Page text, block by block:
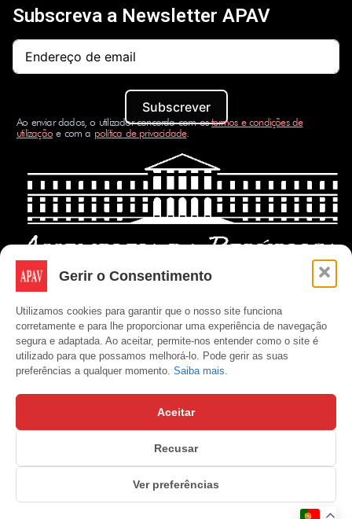
Gerir o Consentimento
Utilizamos cookies para garantir que o nosso site funciona
corretamente e para lhe proporcionar uma experiência de navegação
segura e adaptada. Ao aceitar, permite-nos entender como o site é
utilizado para que possamos melhorá-lo. Pode gerir as suas
preferências a qualquer momento. Saiba mais.
Aceitar
Recusar
Ver preferências
Subscreva a Newsletter APAV
Subscrever
Ao enviar dados, o utilizador concorda com ostermos e condições de
utilizaçãoe com a política de privacidade.